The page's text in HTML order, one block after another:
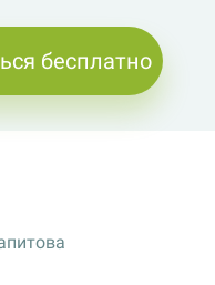
бесплатно